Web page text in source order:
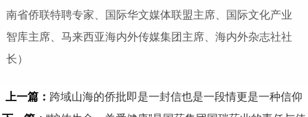
南省侨联特聘专家、国际华文媒体联盟主席、国际文化产业
智库主席、马来西亚海内外传媒集团主席、海内外杂志社社
长）
上一篇： 跨域山海的侨批即是一封信也是一段情更是一种信仰